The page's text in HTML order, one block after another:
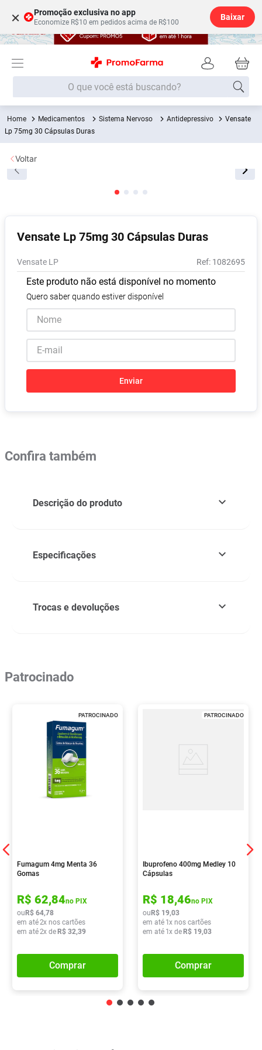
× Promoção exclusiva no app
Economize R$10 em pedidos acima de R$100
Baixar
O que você está buscando?
Medicamentos Sistema Nervoso Antidepressivo
Vensate
Lp 75mg 30 Cápsulas Duras
Vensate Lp 75mg 30 Cápsulas Duras
Vensate LP : 1082695
Este produto não está disponível no momento
Quero saber quando estiver disponível
Enviar
Voltar
Confira também
Descrição do produto
Especificações
Trocas e devoluções
Patrocinado
PATROCINADO
Fumagum 4mg Menta 36
Gomas
R$ 62,84no PIX
ou R$ 64,78
em até2x nos cartões
em até2x de R$ 32,39
Comprar
PATROCINADO
Ibuprofeno 400mg Medley 10
Cápsulas
R$ 18,46no PIX
ou R$ 19,03
em até 1x nos cartões
em até 1x de R$ 19,03
Comprar
Termos mais buscados
1º Fralda
2
6º Desodorante
7º Shampoo
8 Pampers Confort Sec
9º Vitamina D
10 º